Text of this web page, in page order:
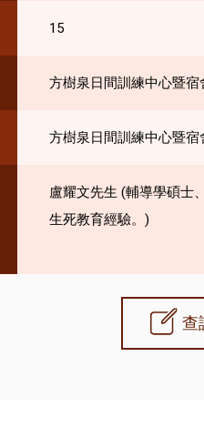
15
方樹泉日間訓練中心暨宿
方樹泉日間訓練中心暨宿
盧耀文先生 (輔導學碩士
生死教育經驗。)
查